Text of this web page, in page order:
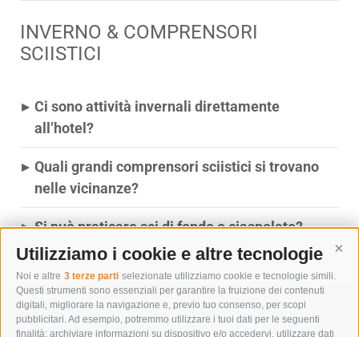
Utilizziamo i cookie e altre tecnologie
Noi e altre 3 terze parti selezionate utilizziamo cookie e tecnologie simili.
Questi strumenti sono essenziali per garantire la fruizione dei contenuti
digitali, migliorare la navigazione e, previo tuo consenso, per scopi
pubblicitari. Ad esempio, potremmo utilizzare i tuoi dati per le seguenti
finalità: archiviare informazioni su dispositivo e/o accedervi, utilizzare dati
INVERNO & COMPRENSORI
SCIISTICI
▸ Ci sono attività invernali direttamente
all’hotel?
▸ Quali grandi comprensori sciistici si trovano
nelle vicinanze?
▸ Si può praticare sci di fondo o ciaspolate?